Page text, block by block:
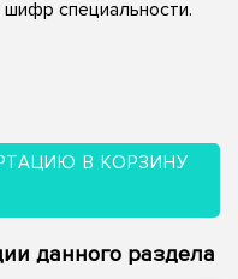
специальности.
В КОРЗИНУ
данного раздела